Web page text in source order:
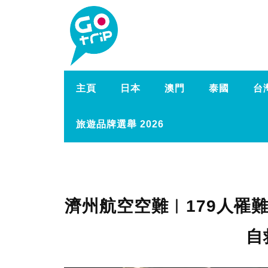
主頁 日本 澳門 泰國 台
旅遊品牌選舉 2026
濟州航空空難︱179人罹